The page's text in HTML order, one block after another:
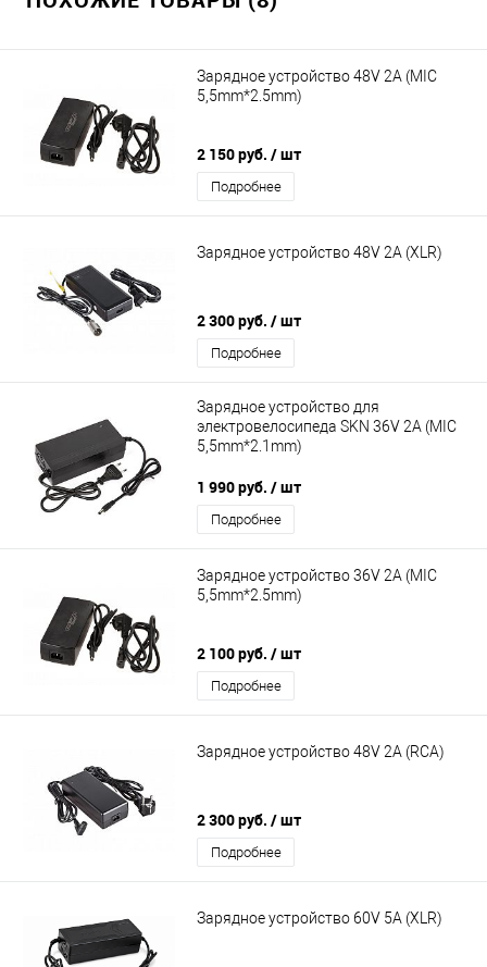
Зарядное устройство 48V 2A (MIC
5,5mm*2.5mm)
2 150 руб. / шт
Подробнее
Зарядное устройство 48V 2A (XLR)
2 300 руб. / шт
Подробнее
Зарядное устройство для
электровелосипеда SKN 36V 2A (MIC
5,5mm*2.1mm)
1 990 руб. / шт
Подробнее
Зарядное устройство 36V 2A (MIC
5,5mm*2.5mm)
2 100 руб. / шт
Подробнее
Зарядное устройство 48V 2A (RСА)
2 300 руб. / шт
Подробнее
Зарядное устройство 60V 5A (XLR)